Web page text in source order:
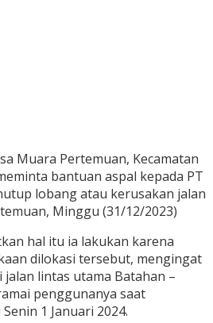
Muara Pertemuan, Kecamatan
bantuan aspal kepada PT
lobang atau kerusakan jalan
Minggu (31/12/2023)
hal itu ia lakukan karena
dilokasi tersebut, mengingat
lintas utama Batahan –
penggunanya saat
1 Januari 2024.